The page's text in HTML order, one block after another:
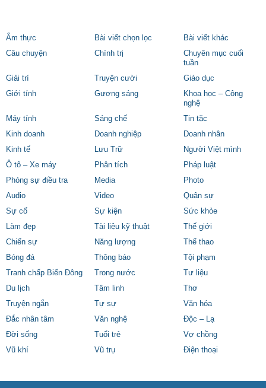
Ẩm thực Bài viết chọn lọc
Bài viết khác
Câu chuyện
Chính trị
Chuyên mục cuối
tuần
Giải trí
Truyện cười
Giáo dục
Giới tính
Gương sáng
Khoa học – Công
nghệ
Máy tính
Sáng chế
Tin tặc
Kinh doanh
Doanh nghiệp
Doanh nhân
Kinh tế
Lưu Trữ
Người Việt mình
Ô tô – Xe máy
Phân tích
Pháp luật
Phóng sự điều tra
Media
Photo
Audio
Video
Quân sự
Sự cố
Sự kiện
Sức khỏe
Làm đẹp
Tài liệu kỹ thuật
Thế giới
Chiến sự
Năng lượng
Thể thao
Bóng đá
Thông báo
Tội phạm
Tranh chấp Biển Đông
Trong nước
Tư liệu
Du lịch
Tâm linh
Thơ
Truyện ngắn
Tự sự
Văn hóa
Đắc nhân tâm
Văn nghệ
Độc – Lạ
Đời sống
Tuổi trẻ
Vợ chồng
Vũ khí
Vũ trụ Điện thoại